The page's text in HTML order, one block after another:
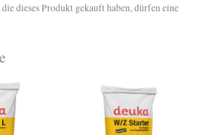
dieses Produkt gekauft haben, dürfen eine